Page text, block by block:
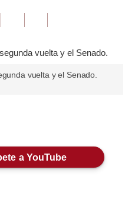
vuelta y el Senado.
a YouTube